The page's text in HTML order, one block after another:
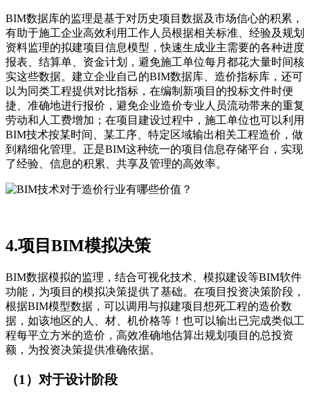
BIM数据库的监理是基于对历史项目数据及市场信心的积累，
有助于施工企业高效利用工作人员根据相关标准、经验及规划
资料监理的拟建项目信息模型，快速生成业主需要的各种进度
报表、结算单、资金计划，避免施工单位每月都花大量时间核
实这些数据。建立企业自己的BIM数据库、造价指标库，还可
以为同类工程提供对比指标，在编制新项目的投标文件时便
捷、准确地进行报价，避免企业造价专业人员流动带来的重复
劳动和人工费增加；在项目建设过程中，施工单位也可以利用
BIM技术按某时间、某工序、特定区域输出相关工程造价，做
到精细化管理。正是BIM这种统一的项目信息存储平台，实现
了经验、信息的积累、共享及管理的高效率。
4.项目BIM模拟决策
BIM数据模拟的监理，结合可视化技术、模拟建设等BIM软件
功能，为项目的模拟决策提供了基础。在项目投资决策阶段，
根据BIM模型数据，可以调用与拟建项目想死工程的造价数
据，如该地区的人、材、机价格等！也可以输出已完成类似工
程每平立方米的造价，高效准确地估算出规划项目的总投资
额，为投资决策提供准确依据。
（1）对于设计阶段